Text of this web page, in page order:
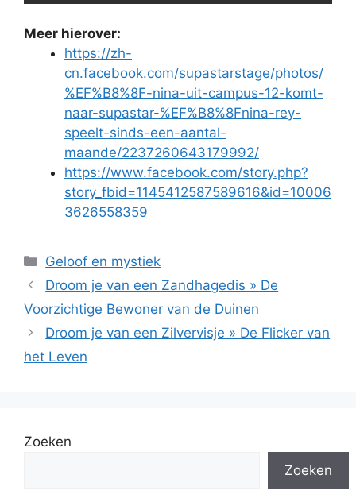
Meer hierover:
https://zh-
cn.facebook.com/supastarstage/photos/
%EF%B8%8F-nina-uit-campus-12-komt-
naar-supastar-%EF%B8%8Fnina-rey-
speelt-sinds-een-aantal-
maande/2237260643179992/
https://www.facebook.com/story.php?
story_fbid=1145412587589616&id=10006
3626558359
Categorieën
Geloof en mystiek
Droom je van een Zandhagedis » De
Voorzichtige Bewoner van de Duinen
Droom je van een Zilvervisje » De Flicker van
het Leven
Zoeken
Zoeken